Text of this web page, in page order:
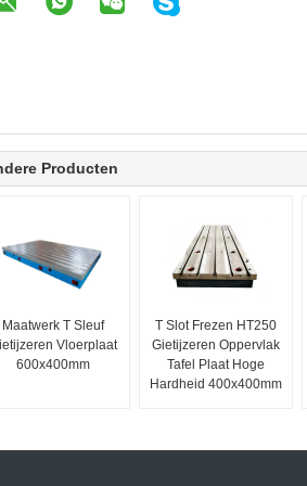
Producten
Maatwerk T Sleuf
Vloerplaat
600x400mm
T Slot Frezen HT250
Gietijzeren Oppervlak
Tafel Plaat Hoge
Hardheid 400x400mm